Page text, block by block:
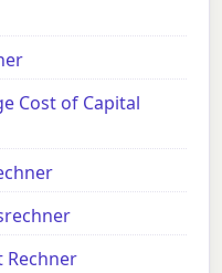
Cost of Capital
Rechner